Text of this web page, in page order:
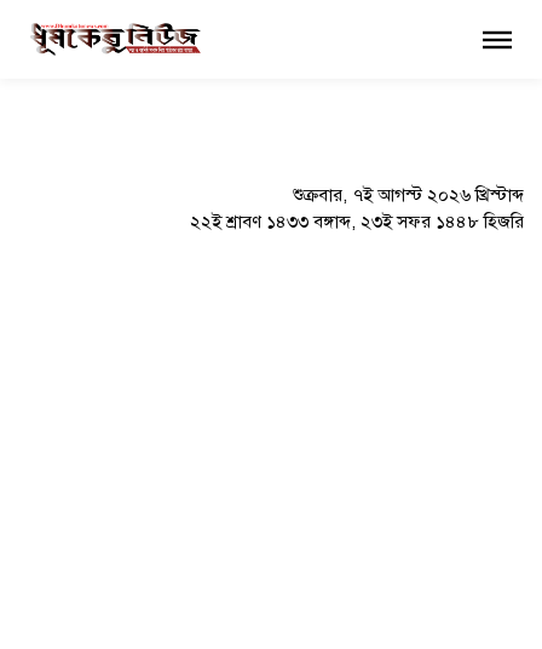
শুক্রবার, ৭ই আগস্ট ২০২৬ খ্রিস্টাব্দ
২২ই শ্রাবণ ১৪৩৩ বঙ্গাব্দ, ২৩ই সফর ১৪৪৮ হিজরি
×